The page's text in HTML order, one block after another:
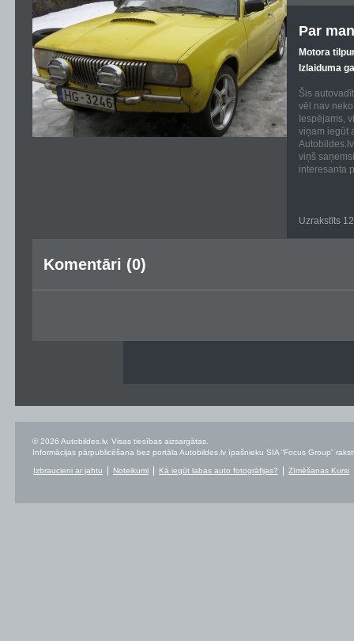
Par
Motora
Izlaiduma
Šis
vēl nav
Iespējams,
viņam iegūt
viņš
interesanta
Uzrakstīts
Komentāri (0)
© 2026 Autobildes.lv. Visas tiesības aizsargātas.
Informācijas pārpublicēšana bez portāla Autobildes.lv īpašnieku SIA “Focus Group”
Izbraucieni ar jahtu Noteikumi Kā iegūt labas auto fotogrāfijas? Zīmēšanas Kursi